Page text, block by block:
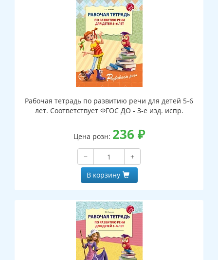
Рабочая тетрадь по развитию речи для детей 5-6
лет. Соответствует ФГОС ДО - 3-е изд. испр.
Цена розн: 236 ₽
−
+
В корзину